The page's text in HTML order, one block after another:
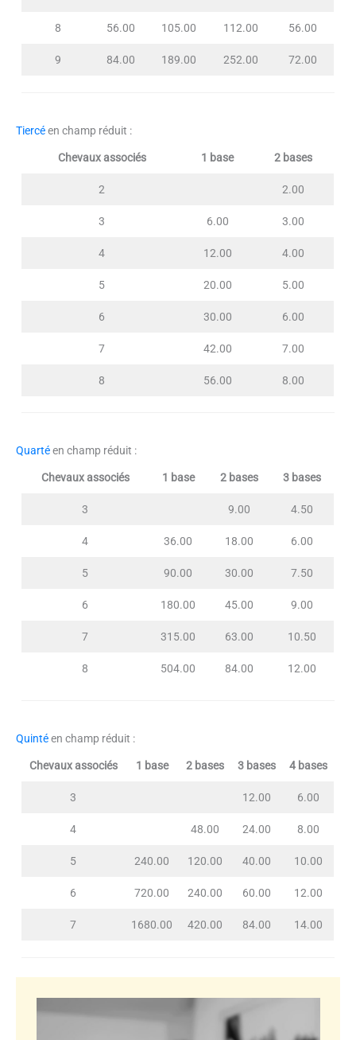
8 56.00 105.00 112.00 56.00
9 84.00 189.00 252.00 72.00
Tiercéen champ réduit :
Chevaux associés 1 base 2 bases
2 2.00
3 6.00 3.00
4 12.00 4.00
5 20.00 5.00
6 30.00 6.00
7 42.00 7.00
8 56.00 8.00
Quartéen champ réduit :
Chevaux associés 1 base 2 bases 3 bases
3 9.00 4.50
4 36.00 18.00 6.00
5 90.00 30.00 7.50
6 180.00 45.00 9.00
7 315.00 63.00 10.50
8 504.00 84.00 12.00
Quintéen champ réduit :
Chevaux associés 1 base 2 bases 3 bases 4 bases
3 12.00 6.00
4 48.00 24.00 8.00
5 240.00 120.00 40.00 10.00
6 720.00 240.00 60.00 12.00
7 1680.00 420.00 84.00 14.00